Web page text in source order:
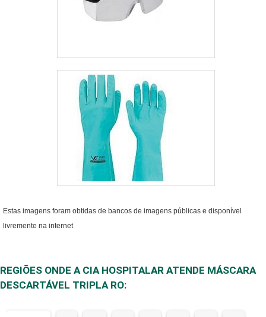
associados e
ponta. Aproveite a
visita para acessar o
nosso site e saber
mais sobre a
empresa, nossos
serviços e produtos.
Se preferir, entre em
contato com um dos
solicite um
Estas imagens foram obtidas de bancos de imagens públicas e disponível
livremente na internet
REGIÕES ONDE A CIA HOSPITALAR ATENDE MÁSCARA
DESCARTÁVEL TRIPLA RO: